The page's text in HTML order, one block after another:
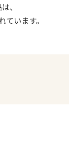
、
います。